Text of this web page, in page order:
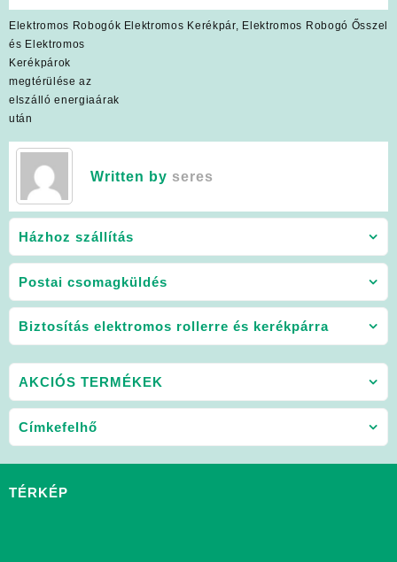
Házhoz szállítás
Postai csomagküldés
Biztosítás elektromos rollerre és kerékpárra
Bejegyzés
navigáció
Elektromos Robogók
és Elektromos
Kerékpárok
megtérülése az
elszálló energiaárak
után
Elektromos Kerékpár, Elektromos Robogó Ősszel
Written by seres
AKCIÓS TERMÉKEK
Címkefelhő
TÉRKÉP